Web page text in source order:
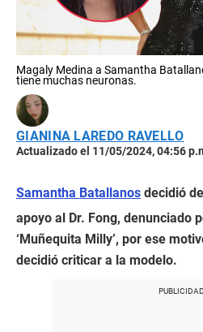
Magaly Medina a Samantha
tiene muchas neuronas.
GIANINA LAREDO RAVELLO
Actualizado el 11/05/2024, 04:56
Samantha Batallanos decidió
apoyo al Dr. Fong, denunciado
‘Muñequita Milly’, por ese
decidió criticar a la modelo.